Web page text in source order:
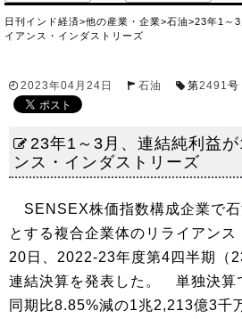
日刊インド経済>他の産業・企業>石油>23年1～
イアンス・インダストリーズ
2023年04月24日 石油 第2491号
23年1～3月、連結純利益
ンス・インダストリーズ
SENSEX株価指数構成企業で石
とする複合企業体のリライアン
20日、2022-23年度第4四半期（
連結決算を発表した。 単独決算
同期比8.85%減の1兆2,213億3千